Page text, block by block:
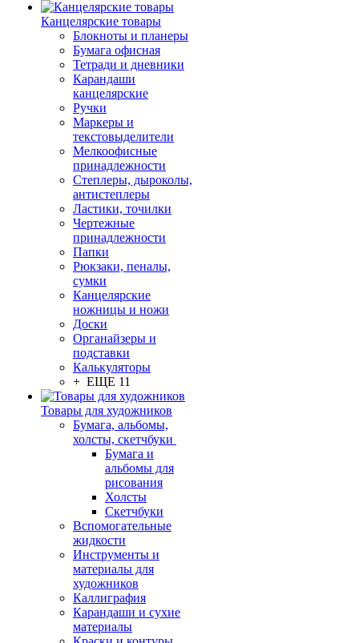
Канцелярские товары
Блокноты и планеры
Бумага офисная
Тетради и дневники
Карандаши
канцелярские
Ручки
Маркеры и
текстовыделители
Мелкоофисные
принадлежности
Степлеры, дыроколы,
антистеплеры
Ластики, точилки
Чертежные
принадлежности
Папки
Рюкзаки, пеналы,
сумки
Канцелярские
ножницы и ножи
Доски
Органайзеры и
подставки
Калькуляторы
+ ЕЩЕ 11
Товары для художников
Бумага, альбомы,
холсты, скетчбуки
Бумага и
альбомы для
рисования
Холсты
Скетчбуки
Вспомогательные
жидкости
Инструменты и
материалы для
художников
Каллиграфия
Карандаши и сухие
материалы